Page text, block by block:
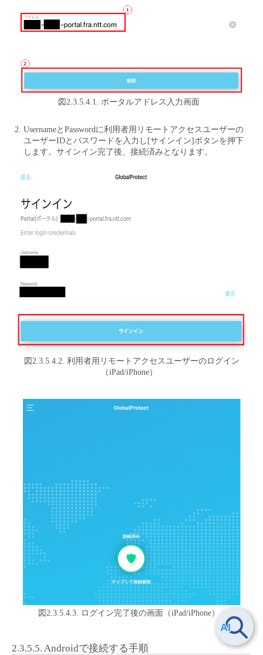
図2.3.5.4.1. ポータルアドレス入力画面
UsernameとPasswordに利用者用リモートアクセスユーザーの
ユーザーIDとパスワードを入力し[サインイン]ボタンを押下
します。サインイン完了後、接続済みとなります。
図2.3.5.4.2. 利用者用リモートアクセスユーザーのログイン
（iPad/iPhone）
図2.3.5.4.3. ログイン完了後の画面（iPad/iPhone）
2.3.5.5. Androidで接続する手順